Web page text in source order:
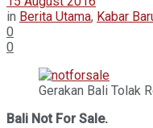
in Berita Utama, Kabar
0
0
Gerakan Bali Tolak
Bali Not For Sale.